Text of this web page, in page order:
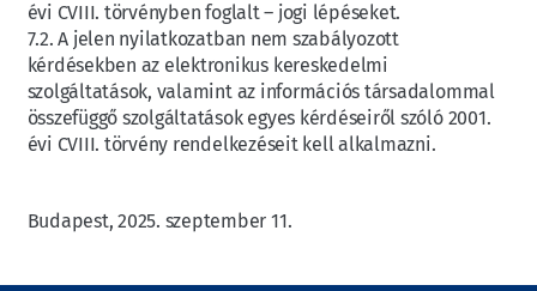
évi CVIII. törvényben foglalt – jogi lépéseket.
7.2. A jelen nyilatkozatban nem szabályozott
kérdésekben az elektronikus kereskedelmi
szolgáltatások, valamint az információs társadalommal
összefüggő szolgáltatások egyes kérdéseiről szóló 2001.
évi CVIII. törvény rendelkezéseit kell alkalmazni.
Budapest, 2025. szeptember 11.